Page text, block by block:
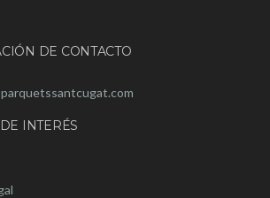
DE CONTACTO
INTERÉS